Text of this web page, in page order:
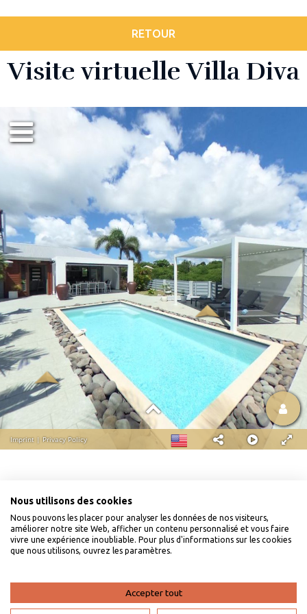
RETOUR
Visite virtuelle Villa Diva
Nous utilisons des cookies
Nous pouvons les placer pour analyser les données de nos visiteurs,
améliorer notre site Web, afficher un contenu personnalisé et vous faire
vivre une expérience inoubliable. Pour plus d'informations sur les cookies
que nous utilisons, ouvrez les paramètres.
Accepter tout